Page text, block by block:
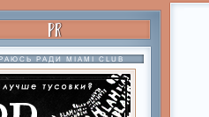
PR
РАДИ MIAMI CLUB